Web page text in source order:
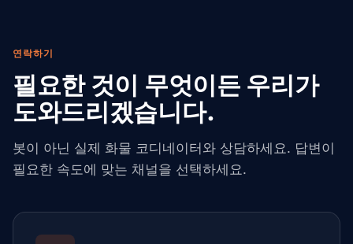
연락하기
필요한 것이 무엇이든 우리가
도와드리겠습니다.
봇이 아닌 실제 화물 코디네이터와 상담하세요. 답변이
필요한 속도에 맞는 채널을 선택하세요.